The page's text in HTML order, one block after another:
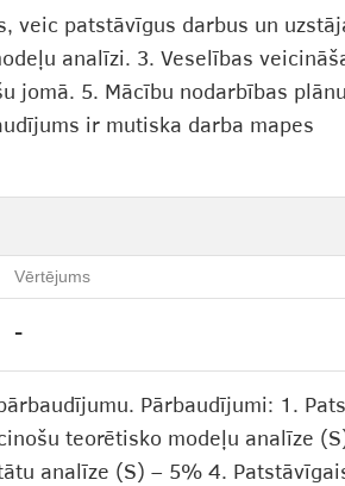
veic patstāvīgus darbus un
analīzi. 3. Veselības
jomā. 5. Mācību nodarbības
ir mutiska darba mapes
Vērtējums
-
Pārbaudījumi: 1.
teorētisko modeļu analīze
analīze (S) – 5% 4.